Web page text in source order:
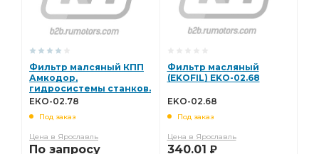
Фильтр малсяный КПП
Амкодор,
гидросистемы станков.
ЕКО-02.78
ЕКО-02.78
Под заказ
Цена в Ярославль
По запросу
Фильтр масляный
(EKOFIL) EKO-02.68
EKO-02.68
Под заказ
Цена в Ярославль
340.01 Р